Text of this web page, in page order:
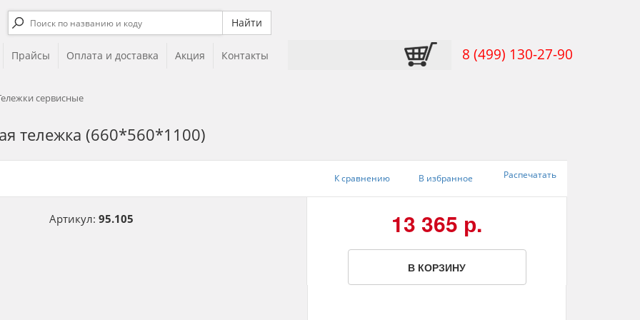
Прайсы Оплата и доставка Акция Контакты 8 (499) 130-27-90
сервисные
тележка (660*560*1100)
К сравнению В избранное Распечатать
Артикул: 95.105 13 365 р.
В КОРЗИНУ